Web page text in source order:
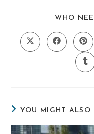
WHO
Opens
in
Opens
in
in
a
new
in
YOU MIGHT ALSO